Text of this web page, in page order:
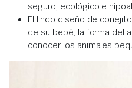
seguro, ecológico e
El lindo diseño de
de su bebé, la forma del
conocer los animales